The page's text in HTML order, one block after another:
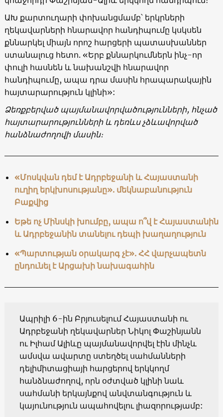
ԱԽ քարտուղարի փոխանցմամբ՝ երկրների
ղեկավարների հնարավոր հանդիպումը կսկսեն
քննարկել միայն որոշ հարցերի պատասխաններ
ստանալուց հետո. «Երբ քննարկումներն ինչ-որ
փուլի հասնեն և նախանշվի հնարավոր
հանդիպումը, ապա դրա մասին հրապարակային
հայտարարություն կլինի»:
Ձեռքբերված պայմանավորվածությունների, հնչած
հայտարարությունների և դեռևս չձևավորված
հանձնաժողովի մասին։
«Մոսկվան դեմ է Ադրբեջանի և Հայաստանի
ուղիղ երկխոսությանը». մեկնաբանություն
Բաքվից
Եթե ոչ Մինսկի խումբը, ապա ո՞վ է Հայաստանին
և Ադրբեջանին տանելու դեպի խաղաղություն
«Պարտության օրակարգ չէ». ՀՀ վարչապետն
ընդունել է Արցախի նախագահին
Ապրիլի 6-ին Բրյուսելում Հայաստանի ու
Ադրբեջանի ղեկավարներ Նիկոլ Փաշինյանն
ու Իլհամ Ալիևը պայմանավորվել էին մինչև
ամսվա ավարտը ստեղծել սահմանների
դելիմիտացիայի հարցերով երկկողմ
հանձնաժողով, որն օժտված կլինի նաև
սահմանի երկայնքով անվտանգություն և
կայունություն ապահովելու լիազորությամբ: